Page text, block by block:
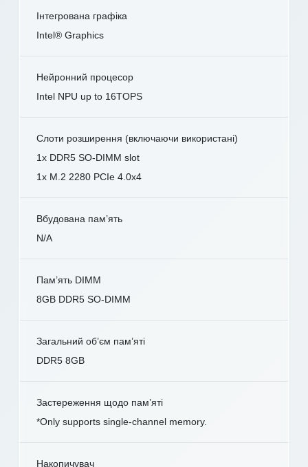
Інтегрована графіка
Intel® Graphics
Нейронний процесор
Intel NPU up to 16TOPS
Слоти розширення (включаючи використані)
1x DDR5 SO-DIMM slot
1x M.2 2280 PCIe 4.0x4
Вбудована пам’ять
N/A
Пам’ять DIMM
8GB DDR5 SO-DIMM
Загальний об’єм пам’яті
DDR5 8GB
Застереження щодо пам’яті
*Only supports single-channel memory.
Накопичувач